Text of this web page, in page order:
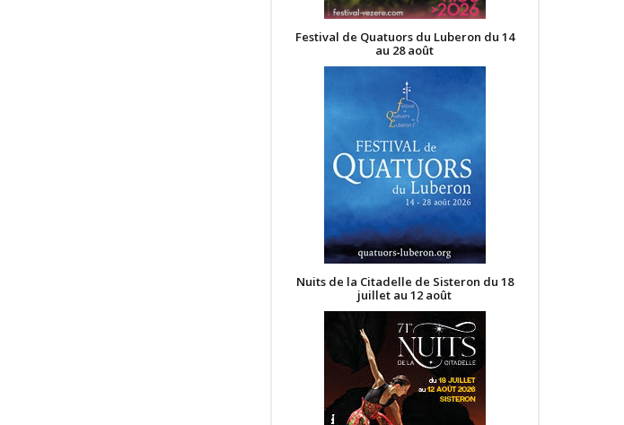
Festival de Quatuors du Luberon du 14
au 28 août
Nuits de la Citadelle de Sisteron du 18
juillet au 12 août